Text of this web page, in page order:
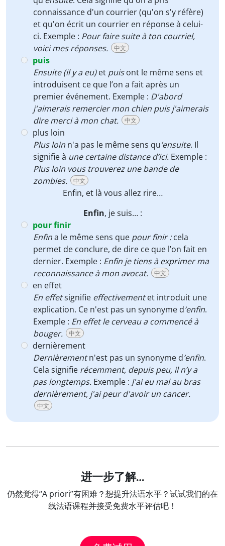
connaissance d'un courrier (qu'on s'y réfère)
et qu'on écrit un courrier en réponse à celui-
ci. Exemple : Pour faire suite à ton courriel,
voici mes réponses.
中文
puis
Ensuite (il y a eu)et puisont le même sens et
introduisent ce que l’on a fait après un
premier événement. Exemple : D'abord
j'aimerais remercier mon chien puis j'aimerais
dire merci à mon chat.
中文
plus loin
Plus loin n'a pas le même sens qu’ensuite. Il
signifie à une certaine distance d’ici. Exemple :
Plus loin vous trouverez une bande de
zombies.
中文
Enfin, et là vous allez rire…
Enfin, je suis… :
pour finir
Enfina le même sens que pour finir :cela
permet de conclure, de dire ce que l’on fait en
dernier. Exemple : Enfin je tiens à exprimer ma
reconnaissance à mon avocat.
中文
en effet
En effetsignifie effectivementet introduit une
explication. Ce n'est pas un synonyme d’enfin.
Exemple : En effet le cerveau a commencé à
bouger.
中文
dernièrement
Dernièrementn'est pas un synonyme d’enfin.
Cela signifie récemment, depuis peu, il n’y a
pas longtemps. Exemple : J'ai eu mal au bras
dernièrement, j'ai peur d'avoir un cancer.
中文
进一步了解…
仍然觉得“A priori”有困难？想提升法语水平？试试我们的在
线法语课程并接受免费水平评估吧！